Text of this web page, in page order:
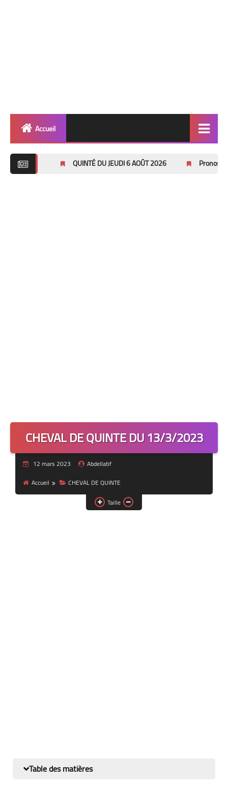
Accueil
QUINTÉ DU JEUDI 6 AOÛT 2026 Pronostics Pmu
CHEVAL DE QUINTE DU 13/3/2023
12 mars 2023
Abdellatif
Accueil
CHEVAL DE QUINTE
Taille
Table des matières